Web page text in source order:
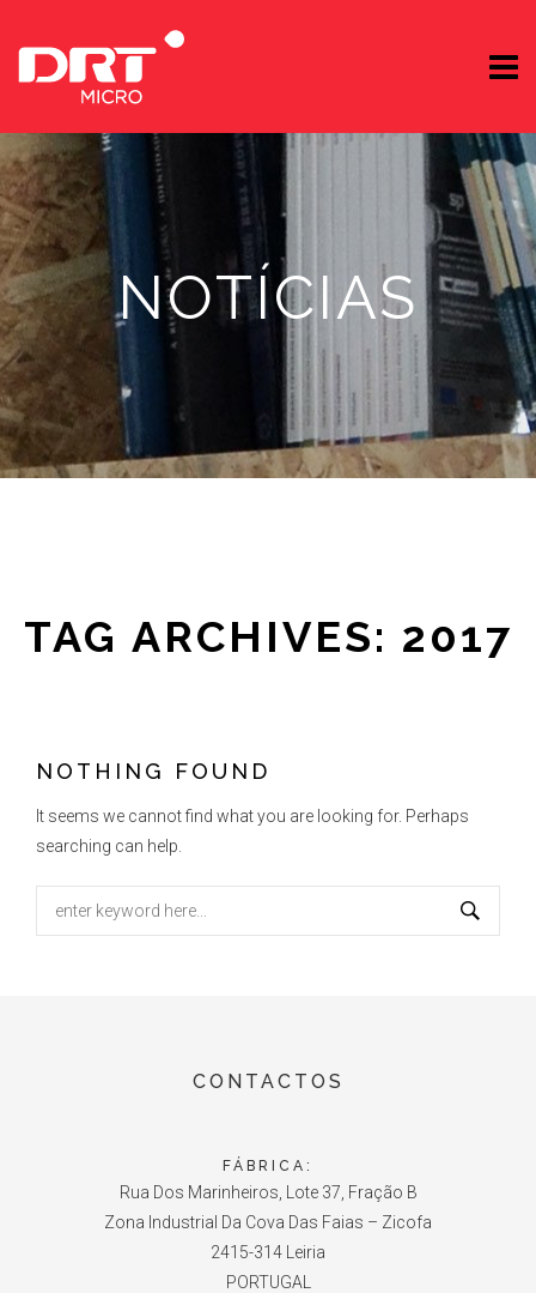
NOTÍCIAS
TAG ARCHIVES: 2017
NOTHING FOUND
It seems we cannot find what you are looking for. Perhaps
searching can help.
CONTACTOS
FÁBRICA:
Rua Dos Marinheiros, Lote 37, Fração B
Zona Industrial Da Cova Das Faias – Zicofa
2415-314 Leiria
PORTUGAL